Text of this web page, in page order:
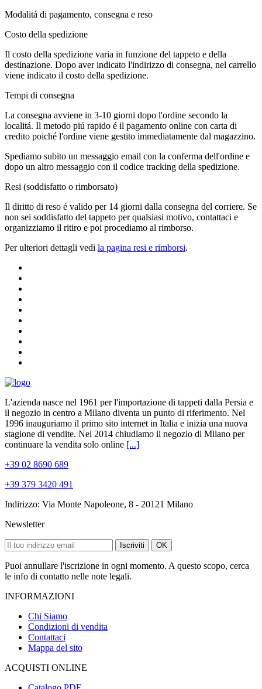
Modalitá di pagamento, consegna e reso
Costo della spedizione
Il costo della spedizione varia in funzione del tappeto e della
destinazione. Dopo aver indicato l'indirizzo di consegna, nel carrello
viene indicato il costo della spedizione.
Tempi di consegna
La consegna avviene in 3-10 giorni dopo l'ordine secondo la
localitá. Il metodo piú rapido é il pagamento online con carta di
credito poiché l'ordine viene gestito immediatamente dal magazzino.
Spediamo subito un messaggio email con la conferma dell'ordine e
dopo un altro messaggio con il codice tracking della spedizione.
Resi (soddisfatto o rimborsato)
Il diritto di reso é valido per 14 giorni dalla consegna del corriere. Se
non sei soddisfatto del tappeto per qualsiasi motivo, contattaci e
organizziamo il ritiro e poi procediamo al rimborso.
Per ulteriori dettagli vedi la pagina resi e rimborsi.
L'azienda nasce nel 1961 per l'importazione di tappeti dalla Persia e
il negozio in centro a Milano diventa un punto di riferimento. Nel
1996 inauguriamo il primo sito internet in Italia e inizia una nuova
stagione di vendite. Nel 2014 chiudiamo il negozio di Milano per
continuare la vendita solo online [...]
+39 02 8690 689
+39 379 3420 491
Indirizzo: Via Monte Napoleone, 8 - 20121 Milano
Newsletter
Iscriviti OK
Puoi annullare l'iscrizione in ogni momento. A questo scopo, cerca
le info di contatto nelle note legali.
INFORMAZIONI
Chi Siamo
Condizioni di vendita
Contattaci
Mappa del sito
ACQUISTI ONLINE